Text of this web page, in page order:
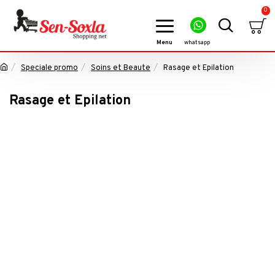
0
Speciale promo Soins et Beaute Rasage et Epilation
Rasage et Epilation